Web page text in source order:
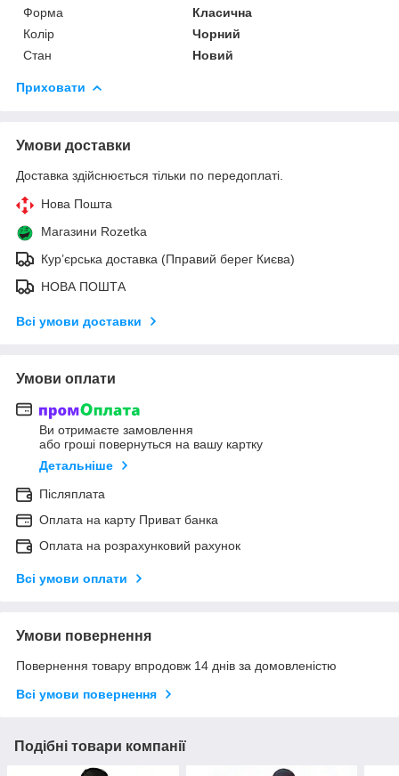
Форма
Класична
Колір
Чорний
Стан
Новий
Приховати
Умови доставки
Доставка здійснюється тільки по передоплаті.
Нова Пошта
Магазини Rozetka
Кур’єрська доставка (Пправий берег Києва)
НОВА ПОШТА
Всі умови доставки
Умови оплати
Ви отримаєте замовлення
або гроші повернуться на вашу картку
Детальніше
Післяплата
Оплата на карту Приват банка
Оплата на розрахунковий рахунок
Всі умови оплати
Умови повернення
Повернення товару впродовж 14 днів за домовленістю
Всі умови повернення
Подібні товари компанії